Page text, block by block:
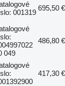
001319
695,50 €
049
486,80 €
417,30 €